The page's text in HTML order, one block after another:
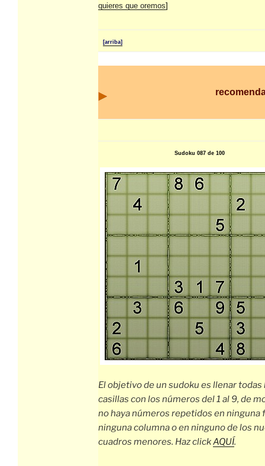
quieres que oremos]
[arriba]
Sudoku 087 de 100
El objetivo de un sudoku es llenar todas
casillas con los números del 1 al 9, de
no haya números repetidos en ninguna
ninguna columna o en ninguno de los
cuadros menores. Haz clickAQUÍ.